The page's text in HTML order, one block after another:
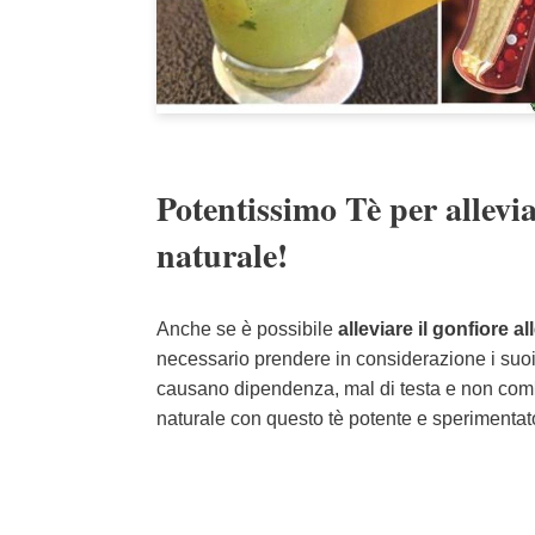
Potentissimo Tè per
naturale!
Anche se è possibilealleviare il gonfiore
necessario prendere in considerazione i
causano dipendenza, mal di testa e non
naturale con questo tè potente e